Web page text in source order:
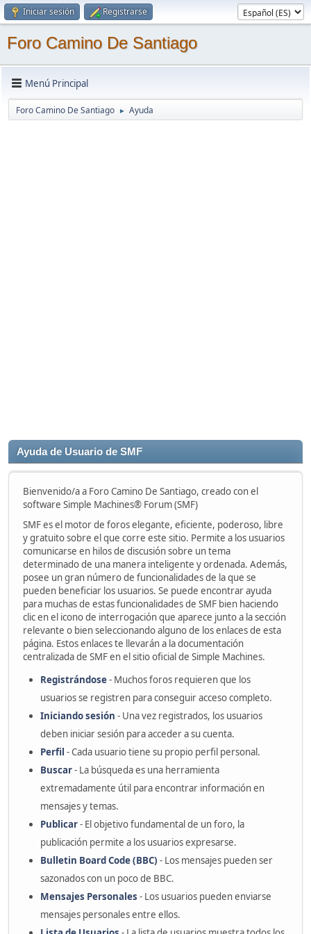
Iniciar sesión Registrarse
Foro Camino De Santiago
Menú Principal
Foro Camino De Santiago ► Ayuda
Ayuda de Usuario de SMF
Bienvenido/a a Foro Camino De Santiago, creado con el
software Simple Machines® Forum (SMF)
SMF es el motor de foros elegante, eficiente, poderoso, libre
y gratuito sobre el que corre este sitio. Permite a los usuarios
comunicarse en hilos de discusión sobre un tema
determinado de una manera inteligente y ordenada. Además,
posee un gran número de funcionalidades de la que se
pueden beneficiar los usuarios. Se puede encontrar ayuda
para muchas de estas funcionalidades de SMF bien haciendo
clic en el icono de interrogación que aparece junto a la sección
relevante o bien seleccionando alguno de los enlaces de esta
página. Estos enlaces te llevarán a la documentación
centralizada de SMF en el sitio oficial de Simple Machines.
Registrándose- Muchos foros requieren que los
usuarios se registren para conseguir acceso completo.
Iniciando sesión - Una vez registrados, los usuarios
deben iniciar sesión para acceder a su cuenta.
Perfil - Cada usuario tiene su propio perfil personal.
Buscar- La búsqueda es una herramienta
extremadamente útil para encontrar información en
mensajes y temas.
Publicar- El objetivo fundamental de un foro, la
publicación permite a los usuarios expresarse.
Bulletin Board Code (BBC) - Los mensajes pueden ser
sazonados con un poco de BBC.
Mensajes Personales - Los usuarios pueden enviarse
mensajes personales entre ellos.